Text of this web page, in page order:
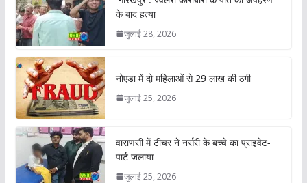
के बाद हत्या
जुलाई 28, 2026
नोएडा में दो महिलाओं से 29 लाख की ठगी
जुलाई 25, 2026
वाराणसी में टीचर ने नर्सरी के बच्चे का प्राइवेट-
पार्ट जलाया
जुलाई 25, 2026